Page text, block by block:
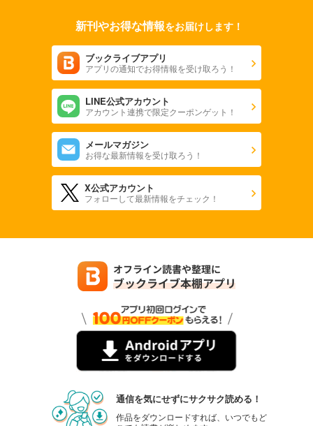
新刊やお得な情報をお届けします！
ブックライブアプリ
アプリの通知でお得情報を受け取ろう！
LINE公式アカウント
アカウント連携で限定クーポンゲット！
メールマガジン
お得な最新情報を受け取ろう！
X公式アカウント
フォローして最新情報をチェック！
通信を気にせずにサクサク読める！
作品をダウンロードすれば、いつでもど